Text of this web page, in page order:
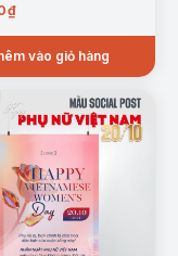
₫
vào giỏ hàng